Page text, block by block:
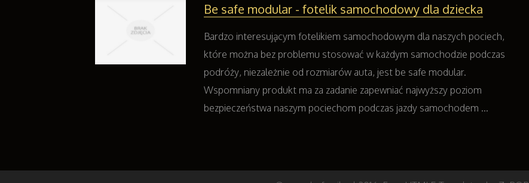
Be safe modular - fotelik samochodowy dla dziecka
Bardzo interesującym fotelikiem samochodowym dla naszych pociech,
które można bez problemu stosować w każdym samochodzie podczas
podróży, niezależnie od rozmiarów auta, jest be safe modular.
Wspomniany produkt ma za zadanie zapewniać najwyższy poziom
bezpieczeństwa naszym pociechom podczas jazdy samochodem ...